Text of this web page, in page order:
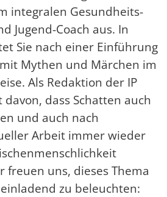
integralen Gesundheits-
Jugend-Coach aus. In
Sie nach einer Einführung
Mythen und Märchen im
Als Redaktion der IP
dass Schatten auch
und auch nach
Arbeit immer wieder
freuen uns, dieses Thema
zu beleuchten: